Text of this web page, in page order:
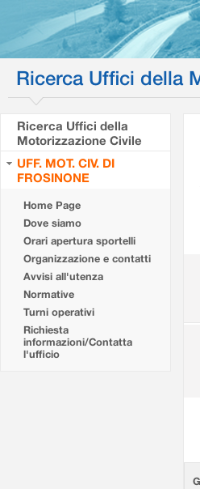
Ricerca Uffici della
Ricerca Uffici della
Motorizzazione Civile
UFF. MOT. CIV. DI
FROSINONE
Home Page
Dove siamo
Orari apertura sportelli
Organizzazione e contatti
Avvisi all'utenza
Normative
Turni operativi
Richiesta
informazioni/Contatta
l'ufficio